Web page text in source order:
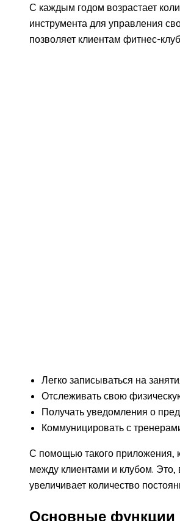
С каждым годом возрастает
инструмента для управления
позволяет клиентам фитнес-
Легко записываться на
Отслеживать свою
Получать уведомления о
Коммуницировать с
С помощью такого приложения,
между клиентами и клубом. Это,
увеличивает количество
Основные функции